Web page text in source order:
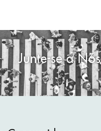
Junte-se a Nós